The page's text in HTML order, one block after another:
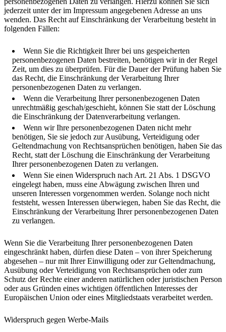
jederzeit unter der im Impressum angegebenen Adresse an uns
wenden. Das Recht auf Einschränkung der Verarbeitung besteht in
folgenden Fällen:
Wenn Sie die Richtigkeit Ihrer bei uns gespeicherten
personenbezogenen Daten bestreiten, benötigen wir in der Regel
Zeit, um dies zu überprüfen. Für die Dauer der Prüfung haben Sie
das Recht, die Einschränkung der Verarbeitung Ihrer
personenbezogenen Daten zu verlangen.
Wenn die Verarbeitung Ihrer personenbezogenen Daten
unrechtmäßig geschah/geschieht, können Sie statt der Löschung
die Einschränkung der Datenverarbeitung verlangen.
Wenn wir Ihre personenbezogenen Daten nicht mehr
benötigen, Sie sie jedoch zur Ausübung, Verteidigung oder
Geltendmachung von Rechtsansprüchen benötigen, haben Sie das
Recht, statt der Löschung die Einschränkung der Verarbeitung
Ihrer personenbezogenen Daten zu verlangen.
Wenn Sie einen Widerspruch nach Art. 21 Abs. 1 DSGVO
eingelegt haben, muss eine Abwägung zwischen Ihren und
unseren Interessen vorgenommen werden. Solange noch nicht
feststeht, wessen Interessen überwiegen, haben Sie das Recht, die
Einschränkung der Verarbeitung Ihrer personenbezogenen Daten
zu verlangen.
Wenn Sie die Verarbeitung Ihrer personenbezogenen Daten
eingeschränkt haben, dürfen diese Daten – von ihrer Speicherung
abgesehen – nur mit Ihrer Einwilligung oder zur Geltendmachung,
Ausübung oder Verteidigung von Rechtsansprüchen oder zum
Schutz der Rechte einer anderen natürlichen oder juristischen Person
oder aus Gründen eines wichtigen öffentlichen Interesses der
Europäischen Union oder eines Mitgliedstaats verarbeitet werden.
Widerspruch gegen Werbe-Mails